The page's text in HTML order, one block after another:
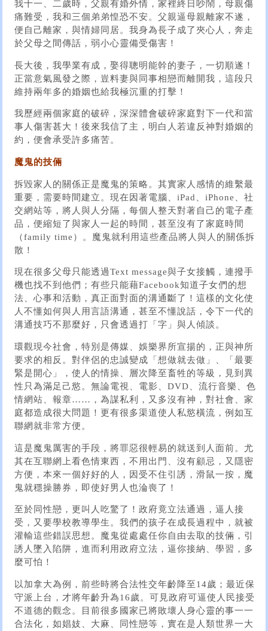
我十一、二歲時，父親有婚外情，家裡終日吵鬧，母親傷
痛難受，我和三個弟弟惶恐不安。父親逼母親離家不遂，
便自己離家，與情婦同居。我身為長子成了夾心人，奔走
於父母之間傳話，弱小心靈備受傷害！
長大後，我學業有成，娶得聰明能幹的妻子，一切順遂！
正當意氣風發之際，豈料妻與同事相戀而離開我，這段只
維持兩年多的婚姻也給我極沉重的打擊！
我歷經兩個家庭的破碎，深深體會破碎家庭對下一代和當
事人傷害甚大！後來我信了主，明白人若違反神對婚姻的
約，便會承受許多痛苦。
魔鬼的技倆
拆毀家人的關係正是魔鬼的策略。其實家人感情的維繫最
重要，需要時間建立。現在因著電腦、iPad、iPhone、社
交網站等，將人與人分隔，每個人整天對著自己的電子產
品，便縮短了與家人一起的時間，甚至沒有了家庭時間
（family time）。魔鬼就利用這些產品將人與人的關係拆
散！
現在很多父母只能透過Text message與子女接觸，連撥手
機也找不到他們；有些只能藉Facebook知道子女們的想
法、心事和活動，真正面對面的溝通斷了！這樣的文化使
人不懂如何與人用言語溝通，甚至不懂說話，令下一代的
溝通技巧不那麼好，只會透過打「字」與人傾談。
環觀現今社會，特別是傳媒、娛樂界所宣揚的，正與神所
要求的相反。對伴侶的忠誠變成「想做就去做」、「最要
緊是開心」，使人的情操、層次降至畜牲的等級，見到異
性只為滿足己慾。無論電視、電影、DVD、流行音樂、色
情網站、報章……，為謀私利，又多沒有神，對社會、家
庭都造成很大問題！更有很多渠道使人私慾橫流，例如互
聯網就非常方便。
這是魔鬼厲害的手段，將罪惡很輕易的就送到人面前。尤
其在互聯網上看色情東西，不用出門、沒有顧忌，又隱密
方便，本來一個好好的人，因受不住引誘，滑鼠一按，魔
鬼就穩操勝券，即使好男人也淪喪了！
至於同性戀，更叫人吃驚了！政府竟立法通過，逼人接
受，又要學校教導學生。我們的孩子在成長過程中，就被
灌輸這些錯誤思想。魔鬼從處處任你自由去取的技倆，引
誘人墜入陷阱，進而利用政府立法，逼你接納、學習，多
麼可怕！
以加拿大為例，前些時將合法性交年齡降至14歲；最近保
守派上台，才將年齡升為16歲。可見政府可逼使人民接受
不道德的觀念。目前很多國家已將敗壞人身心靈的事一一
合法化，如娼妓、大麻、同性戀等，實在是人類世界一大